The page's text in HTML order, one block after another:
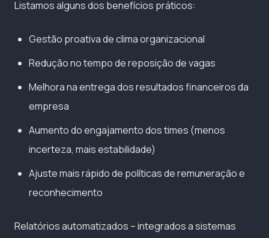
Listamos alguns dos benefícios práticos:
Gestão proativa de clima organizacional
Redução no tempo de reposição de vagas
Melhora na entrega dos resultados financeiros da
empresa
Aumento do engajamento dos times (menos
incerteza, mais estabilidade)
Ajuste mais rápido de políticas de remuneração e
reconhecimento
Relatórios automatizados – integrados a sistemas